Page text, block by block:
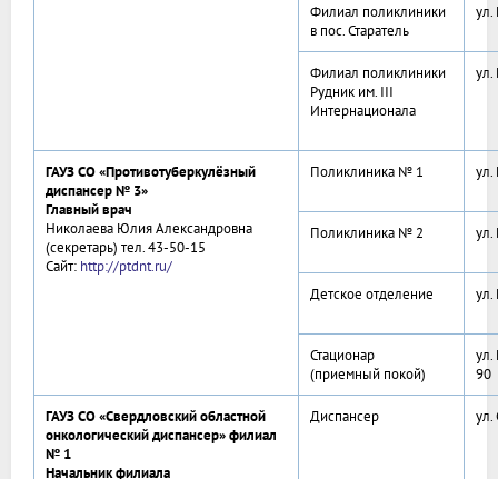
Филиал поликлиники
в пос. Старатель
ул.
Филиал поликлиники
Рудник им. III
Интернационала
ул.
ГАУЗ СО «Противотуберкулёзный
диспансер № 3»
Главный врач
Николаева Юлия Александровна
(секретарь) тел. 43-50-15
Сайт: http://ptdnt.ru/
Поликлиника № 1
Поликлиника № 2 ул.
Детское отделение ул.
Стационар
(приемный покой)
ул.
90
ГАУЗ СО «Свердловский областной
онкологический диспансер» филиал
№ 1
Начальник филиала
Диспансер ул.